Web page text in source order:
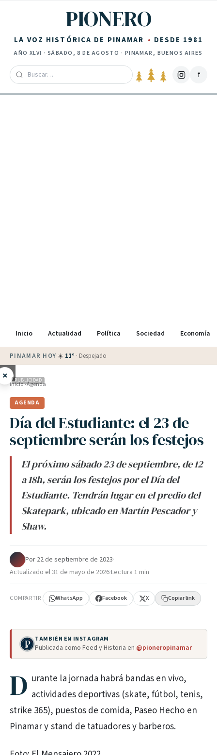
PIONERO
LA VOZ HISTÓRICA DE PINAMAR DESDE 1981
AÑO XLVI · SÁBADO, 8 DE AGOSTO · PINAMAR, BUENOS AIRES
f
Inicio Actualidad Política Sociedad Economía
PINAMAR HOY·☀️ 11° · Despejado
× PUBLICIDAD
Inicio›Agenda
AGENDA
Día del Estudiante: el 23 de
septiembre serán los festejos
El próximo sábado 23 de septiembre, de 12
a 18h, serán los festejos por el Día del
Estudiante. Tendrán lugar en el predio del
Skatepark, ubicado en Martín Pescador y
Shaw.
Por·22 de septiembre de 2023·
Actualizado el31 de mayo de 2026·Lectura 1 min
COMPARTIR WhatsApp Facebook X Copiar link
TAMBIÉN EN INSTAGRAM
Publicada como Feed y Historia en @pioneropinamar
D urante la jornada habrá bandas en vivo,
actividades deportivas (skate, fútbol, tenis,
strike 365), puestos de comida, Paseo Hecho en
Pinamar y stand de tatuadores y barberos.